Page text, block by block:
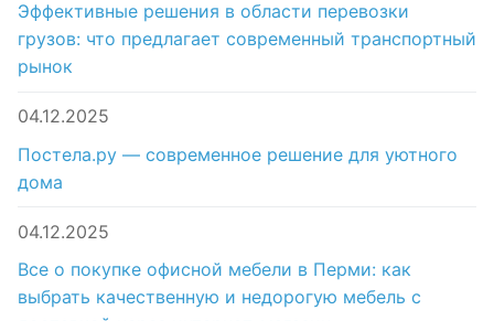
Эффективные решения в области перевозки
грузов: что предлагает современный транспортный
рынок
04.12.2025
Постела.ру — современное решение для уютного
дома
04.12.2025
Все о покупке офисной мебели в Перми: как
выбрать качественную и недорогую мебель с